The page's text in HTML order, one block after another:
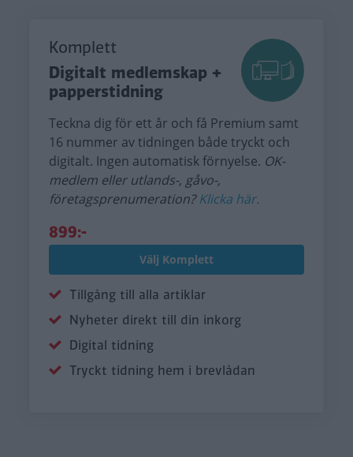
Komplett
Digitalt medlemskap +
papperstidning
Teckna dig för ett år och få Premium samt
16 nummer av tidningen både tryckt och
digitalt. Ingen automatisk förnyelse. OK-
medlem eller utlands-, gåvo-,
företagsprenumeration?Klicka här.
899:-
Välj Komplett
Tillgång till alla artiklar
Nyheter direkt till din inkorg
Digital tidning
Tryckt tidning hem i brevlådan